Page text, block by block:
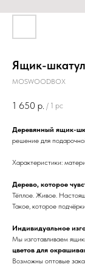
Ящик-
MOSWOODBOX
1 650 р. / 1 pc
Деревянный ящик-
решение для
Характеристики:
Дерево, которое
Тёплое. Живое.
Такое, которое
Индивидуальное
Мы изготавливаем
цветов для
Возможны оптовые